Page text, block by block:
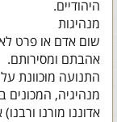
היהודיים.
מנהיגות
שום אדם או פרט
אהבתם ומסירותם.
התנועה מוּכוונת
מנהיגיה,
אדוננו מורנו